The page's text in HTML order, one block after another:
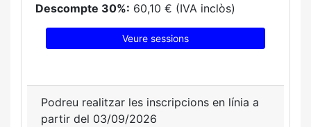
Descompte 30%: 60,10 € (IVA inclòs)
Veure sessions
Podreu realitzar les inscripcions en línia a
partir del 03/09/2026